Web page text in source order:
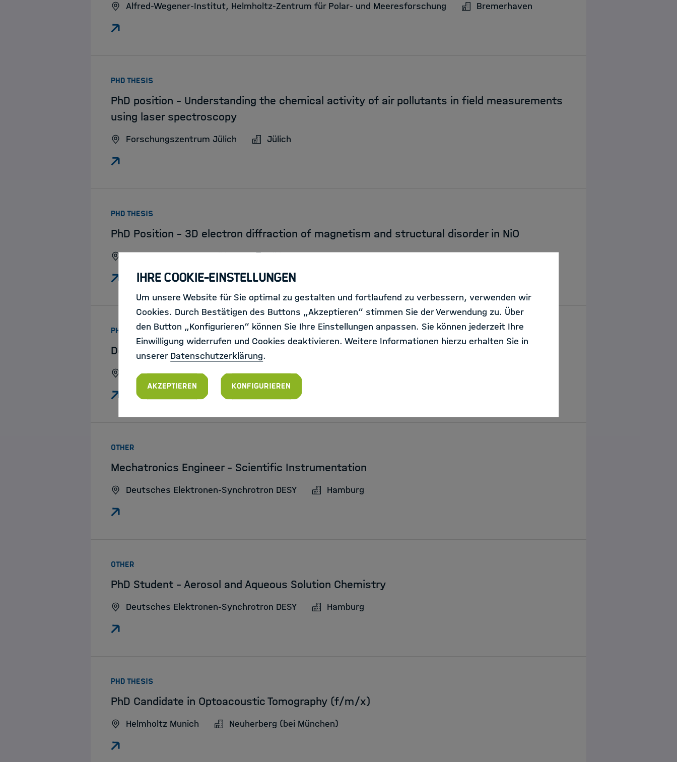
Alfred-Wegener-Institut, Helmholtz-Zentrum für Polar- und Meeresforschung Bremerhaven
PHD THESIS:
PhD position – Understanding the chemical activity of air pollutants in field measurements
using laser spectroscopy
Forschungszentrum Jülich Jülich
PHD THESIS:
PhD Position - 3D electron diffraction of magnetism and structural disorder in NiO
Forschungszentrum Jülich Jülich
PHD THESIS :
Doctoral Researcher (f_m_x) - Organic Isotope Geochemistry
GFZ Helmholtz-Zentrum für Geoforschung
OTHER
Mechatronics Engineer - Scientific Instrumentation
Deutsches Elektronen-Synchrotron DESY Hamburg
OTHER
PhD Student – Aerosol and Aqueous Solution Chemistry
Deutsches Elektronen-Synchrotron DESY Hamburg
PHD THESIS:
PhD Candidate in Optoacoustic Tomography (f/m/x)
Helmholtz Munich Neuherberg (bei München)
Ihre Cookie-Einstellungen
Um unsere Website für Sie optimal zu gestalten und fortlaufend zu verbessern, verwenden wir
Cookies. Durch Bestätigen des Buttons „Akzeptieren“ stimmen Sie der Verwendung zu. Über
den Button „Konfigurieren“ können Sie Ihre Einstellungen anpassen. Sie können jederzeit Ihre
Einwilligung widerrufen und Cookies deaktivieren. Weitere Informationen hierzu erhalten Sie in
unserer Datenschutzerklärung.
Akzeptieren Konfigurieren